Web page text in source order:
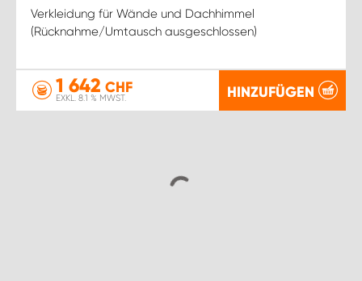
Verkleidung für Wände und Dachhimmel
(Rücknahme/Umtausch ausgeschlossen)
1 642 CHF
EXKL. 8.1 % MWST. HINZUFÜGEN